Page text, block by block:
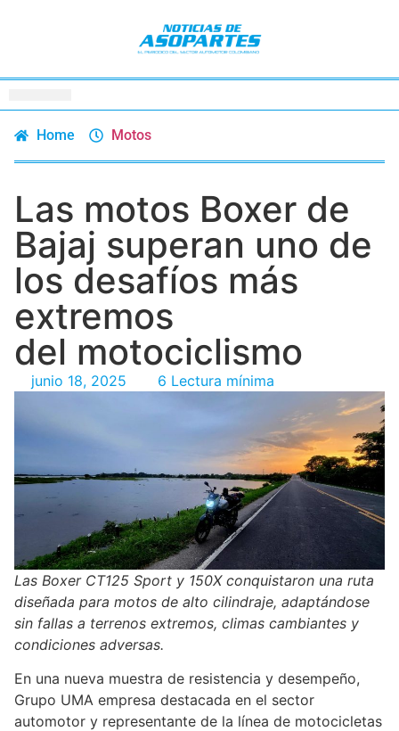
Home Motos
Las motos Boxer de
Bajaj superan uno de
los desafíos más
extremos
del motociclismo
junio 18, 2025 6 Lectura mínima
Las Boxer CT125 Sport y 150X conquistaron una ruta
diseñada para motos de alto cilindraje, adaptándose
sin fallas a terrenos extremos, climas cambiantes y
condiciones adversas.
En una nueva muestra de resistencia y desempeño,
Grupo UMA empresa destacada en el sector
automotor y representante de la línea de motocicletas